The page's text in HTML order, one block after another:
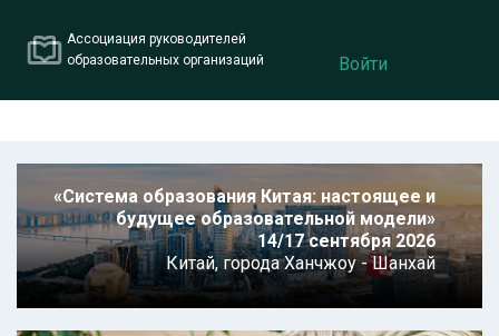
Ассоциация руководителей
образовательных организаций
Войти
«Система образования Китая: настоящее и
будущее образовательной модели»
14/17 сентября 2026
Китай,города Ханчжоу - Шанхай